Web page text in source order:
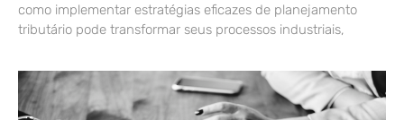
como implementar estratégias eficazes de planejamento
tributário pode transformar seus processos industriais,